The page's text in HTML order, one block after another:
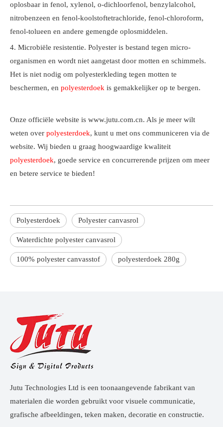
oplosbaar in fenol, xylenol, o-dichloorfenol, benzylalcohol,
nitrobenzeen en fenol-koolstoftetrachloride, fenol-chloroform,
fenol-tolueen en andere gemengde oplosmiddelen.
4. Microbiële resistentie. Polyester is bestand tegen micro-
organismen en wordt niet aangetast door motten en schimmels.
Het is niet nodig om polyesterkleding tegen motten te
beschermen, en polyesterdoek is gemakkelijker op te bergen.
Onze officiële website is www.jutu.com.cn. Als je meer wilt
weten over polyesterdoek, kunt u met ons communiceren via de
website. Wij bieden u graag hoogwaardige kwaliteit
polyesterdoek, goede service en concurrerende prijzen om meer
en betere service te bieden!
Polyesterdoek Polyester canvasrol
Waterdichte polyester canvasrol
100% polyester canvasstof polyesterdoek 280g
Jutu Technologies Ltd is een toonaangevende fabrikant van
materialen die worden gebruikt voor visuele communicatie,
grafische afbeeldingen, teken maken, decoratie en constructie.